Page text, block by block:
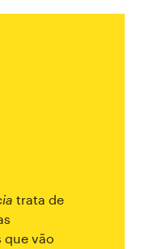
trata de
que vão